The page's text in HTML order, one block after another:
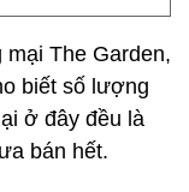
The Garden,
biết số lượng
ở đây đều là
bán hết.